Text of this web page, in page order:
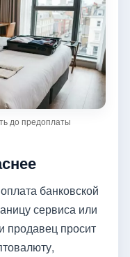
до предоплаты
банковской
сервиса или
продавец просит